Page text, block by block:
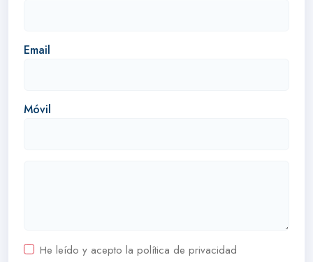
Email
Móvil
He leído y acepto la política de privacidad